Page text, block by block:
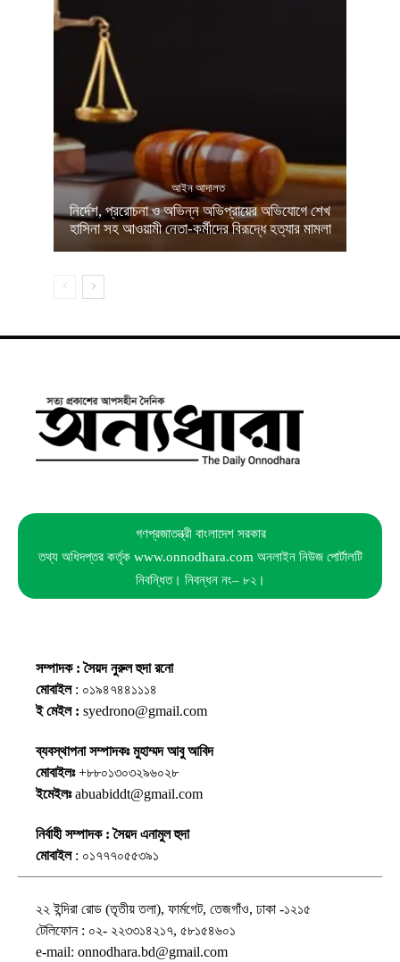
আইন আদালত
নির্দেশ, প্ররোচনা ও অভিন্ন অভিপ্রায়ের অভিযোগে শেখ
হাসিনা সহ আওয়ামী নেতা-কর্মীদের বিরূদ্ধে হত্যার মামলা
গণপ্রজাতন্ত্রী বাংলাদেশ সরকার
তথ্য অধিদপ্তর কর্তৃক www.onnodhara.com অনলাইন নিউজ পোর্টালটি
নিবন্ধিত। নিবন্ধন নং– ৮২।
সম্পাদক : সৈয়দ নুরুল হুদা রনো
মোবাইল: ০১৯৪৭৪৪১১১৪
ই মেইল : syedrono@gmail.com
ব্যবস্থাপনা সম্পাদকঃ মুহাম্মদ আবু আবিদ
মোবাইলঃ+৮৮০১৩০৩২৯৬০২৮
ইমেইলঃabuabiddt@gmail.com
নির্বাহী সম্পাদক : সৈয়দ এনামুল হুদা
মোবাইল: ০১৭৭৭০৫৫৩৯১
২২ ইন্দিরা রোড (তৃতীয় তলা), ফার্মগেট, তেজগাঁও, ঢাকা -১২১৫
টেলিফোন : ০২- ২২৩৩১৪২১৭, ৫৮১৫৪৬০১
e-mail: onnodhara.bd@gmail.com